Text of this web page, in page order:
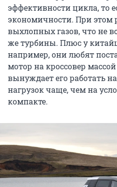
эффективности цикла, то
экономичности. При этом
выхлопных газов, что не
же турбины. Плюс у
например, они любят
мотор на кроссовер
вынуждает его работать
нагрузок чаще, чем на
компакте.